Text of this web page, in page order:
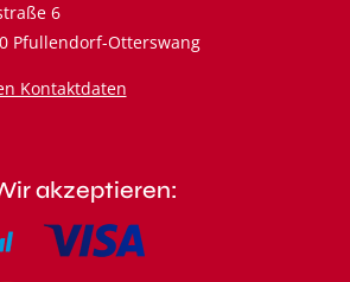
6
Pfullendorf-Otterswang
Kontaktdaten
akzeptieren: